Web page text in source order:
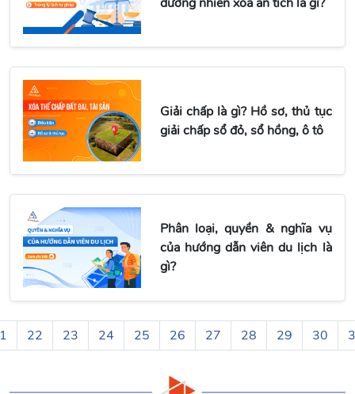
Giải chấp là gì? Hồ sơ, thủ tục
giải chấp sổ đỏ, sổ hồng, ô tô
Phân loại, quyền & nghĩa vụ
của hướng dẫn viên du lịch là
gì?
22 23 24 25 26 27 28 29 30